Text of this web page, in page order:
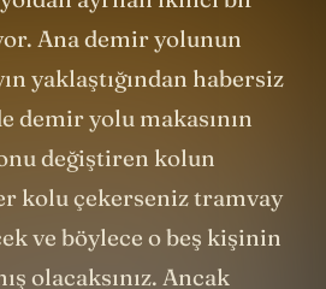
ayrılan ikinci bir
Ana demir yolunun
yaklaştığından habersiz
demir yolu makasının
değiştiren kolun
kolu çekerseniz tramvay
ve böylece o beş kişinin